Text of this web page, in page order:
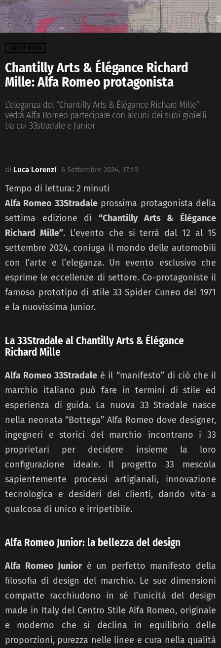
LATEST NEWS
Chantilly Arts & Élégance Richard
Mille: Alfa Romeo protagonista
L’eleganza del “Chantilly Arts & Élégance Richard Mille”
vedrà Alfa Romeo partecipare con alcuni dei suoi gioielli
tra cui 33stradale e Junior
di Luca Lorenzi 6 Settembre 2024, 17:19
Tempo di lettura: 2 minuti
Alfa Romeo 33Stradaleprossima protagonista della
settima edizione di “Chantilly Arts & Élégance
Richard Mille”. L’evento che si terrà dal 12 al 15
settembre 2024, coniuga il mondo delle automobili
con l’arte e l’eleganza. Un evento esclusivo che
esprime le eccellenze di settore. Co-protagoniste il
famoso prototipo di stile 33 Spider Cuneo del 1971
e la nuovissima Junior.
La 33Stradale al Chantilly Arts & Élégance
Richard Mille
Alfa Romeo 33Stradale è il “manifesto” di ciò che il
marchio italiano può fare in termini di stile ed
esperienza di guida. La nuova 33 Stradale nasce
nella neonata “Bottega” Alfa Romeo dove designer,
ingegneri e storici del marchio incontrano i 33
proprietari per decidere insieme la loro
configurazione ideale. Il progetto 33 mescola
sapientemente processi artigianali, innovazione
tecnologica e desideri dei clienti, dando vita a
qualcosa di unico e irripetibile.
Alfa Romeo Junior: la bellezza del design
Alfa Romeo Juniorè un perfetto manifesto della
filosofia di design del marchio. Le sue dimensioni
compatte racchiudono in sé l’unicità del design
made in Italy del Centro Stile Alfa Romeo, originale
e moderno che si declina in equilibrio delle
proporzioni, purezza nelle linee e cura nella qualità